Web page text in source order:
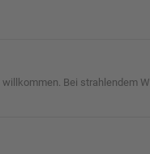
Bei strahlendem